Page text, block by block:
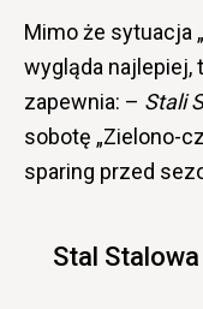
Mimo że sytuacja
wygląda najlepiej,
zapewnia: – Stali
sobotę „Zielono-
sparing przed
Stal